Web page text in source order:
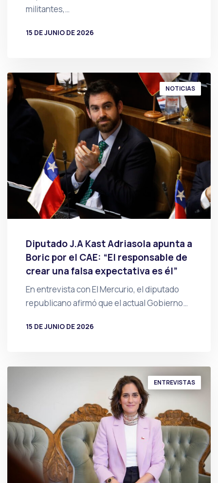
militantes,…
15 DE JUNIO DE 2026
NOTICIAS
Diputado J.A Kast Adriasola apunta a
Boric por el CAE: “El responsable de
crear una falsa expectativa es él”
En entrevista con El Mercurio, el diputado
republicano afirmó que el actual Gobierno…
15 DE JUNIO DE 2026
ENTREVISTAS